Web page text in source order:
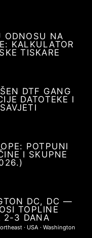
ODNOSU NA
KALKULATOR
TISKARE
DTF GANG
DATOTEKE I
POTPUNI
I SKUPNE
DC, DC —
TOPLINE
2-3 DANA
· USA · Washington